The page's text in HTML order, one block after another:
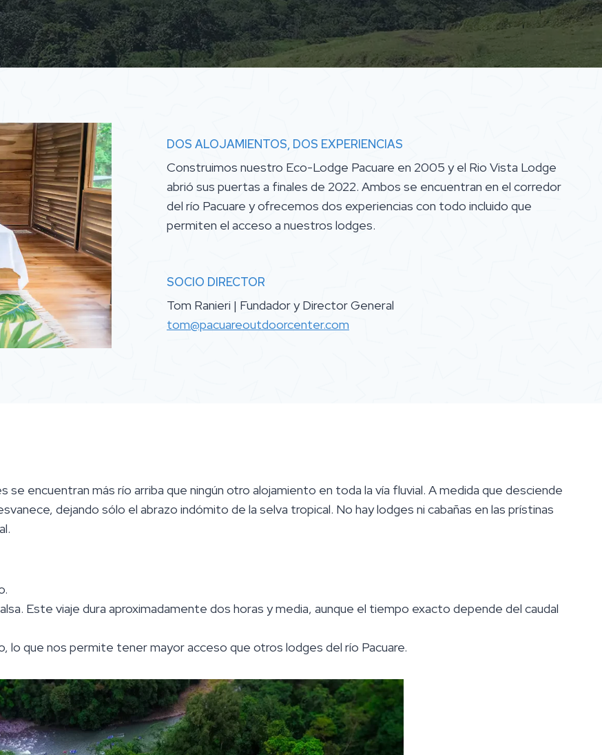
DOS ALOJAMIENTOS, DOS EXPERIENCIAS
Construimos nuestro Eco-Lodge Pacuare en 2005 y el Rio Vista Lodge
abrió sus puertas a finales de 2022. Ambos se encuentran en el corredor
del río Pacuare y ofrecemos dos experiencias con todo incluido que
permiten el acceso a nuestros lodges.
SOCIO DIRECTOR
Tom Ranieri | Fundador y Director General
tom@pacuareoutdoorcenter.com
se encuentran más río arriba que ningún otro alojamiento en toda la vía fluvial. A medida que desciende
dejando sólo el abrazo indómito de la selva tropical. No hay lodges ni cabañas en las prístinas
Este viaje dura aproximadamente dos horas y media, aunque el tiempo exacto depende del caudal
lo que nos permite tener mayor acceso que otros lodges del río Pacuare.